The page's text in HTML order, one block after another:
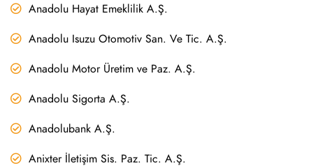
Anadolu Hayat Emeklilik A.Ş.
Anadolu Isuzu Otomotiv San. Ve Tic. A.Ş.
Anadolu Motor Üretim ve Paz. A.Ş.
Anadolu Sigorta A.Ş.
Anadolubank A.Ş.
Anixter İletişim Sis. Paz. Tic. A.Ş.